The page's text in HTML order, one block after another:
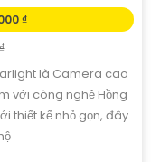
₫
là Camera cao
với công nghệ Hồng
thiết kế nhỏ gọn, đây